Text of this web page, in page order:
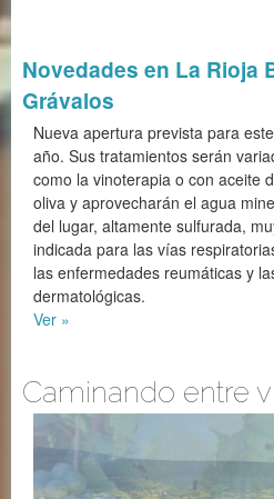
Novedades en La Rioja
Grávalos
Nueva apertura prevista para este
año. Sus tratamientos serán
como la vinoterapia o con aceite
oliva y aprovecharán el agua
del lugar, altamente sulfurada,
indicada para las vías
las enfermedades reumáticas y
dermatológicas.
Ver »
Caminando entre